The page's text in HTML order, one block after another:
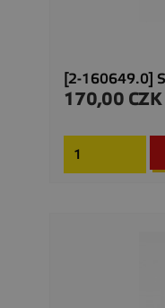
[2-160649.0]
Precio
170,00 CZK